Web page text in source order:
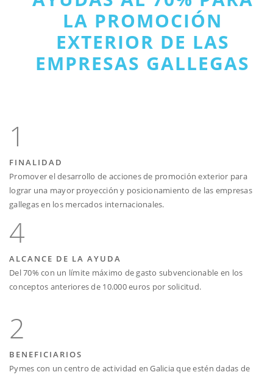
LA PROMOCIÓN
EXTERIOR DE LAS
EMPRESAS GALLEGAS
1
FINALIDAD
Promover el desarrollo de acciones de promoción exterior para
lograr una mayor proyección y posicionamiento de las empresas
gallegas en los mercados internacionales.
4
ALCANCE DE LA AYUDA
Del 70% con un límite máximo de gasto subvencionable en los
conceptos anteriores de 10.000 euros por solicitud.
2
BENEFICIARIOS
Pymes con un centro de actividad en Galicia que estén dadas de